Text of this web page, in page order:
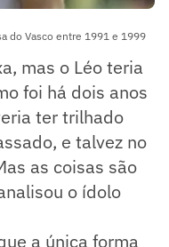
do Vasco entre 1991 e 1999
mas o Léo teria
foi há dois anos
ter trilhado
e talvez no
as coisas são
o ídolo
a única forma